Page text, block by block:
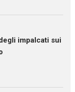
impalcati sui